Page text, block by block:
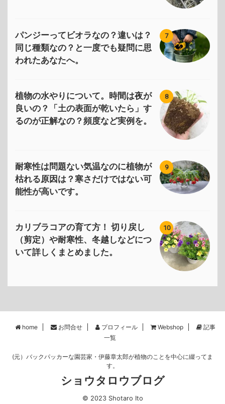
7
パンジーってビオラなの？違いは？
同じ種類なの？と一度でも疑問に思
われたあなたへ。
8
植物の水やりについて。時間は夜が
良いの？「土の表面が乾いたら」す
るのが正解なの？頻度など実例を。
9
耐寒性は問題ない気温なのに植物が
枯れる原因は？寒さだけではない可
能性が高いです。
10
カリブラコアの育て方！ 切り戻し
（剪定）や耐寒性、冬越しなどにつ
いて詳しくまとめました。
home お問合せ プロフィール Webshop
記事
一覧
(元）バックパッカーな園芸家・伊藤章太郎が植物のことを中心に綴ってま
す。
ショウタロウブログ
© 2023 Shotaro Ito